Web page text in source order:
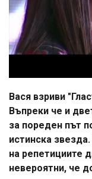
Вася взриви
Въпреки че и
за пореден път
истинска
на репетициите
невероятни, че